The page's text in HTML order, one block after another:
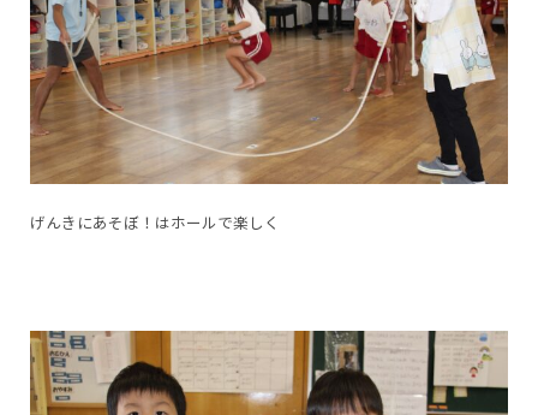
げんきにあそぼ！はホールで楽しく